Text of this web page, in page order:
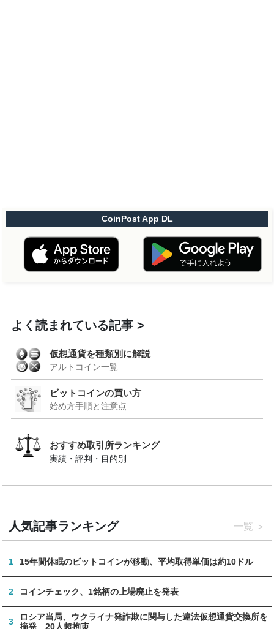
CoinPost App DL
よく読まれている記事
仮想通貨を種類別に解説
アルトコイン一覧
ビットコインの買い方
始め方手順と注意点
おすすめ取引所ランキング
実績・評判・目的別
人気記事ランキング 一覧
1 15年間休眠のビットコインが移動、平均取得単価は約10ドル
2 コインチェック、1銘柄の上場廃止を発表
3
ロシア当局、ウクライナ発詐欺に関与した違法仮想通貨交換所を
摘発 20人超拘束